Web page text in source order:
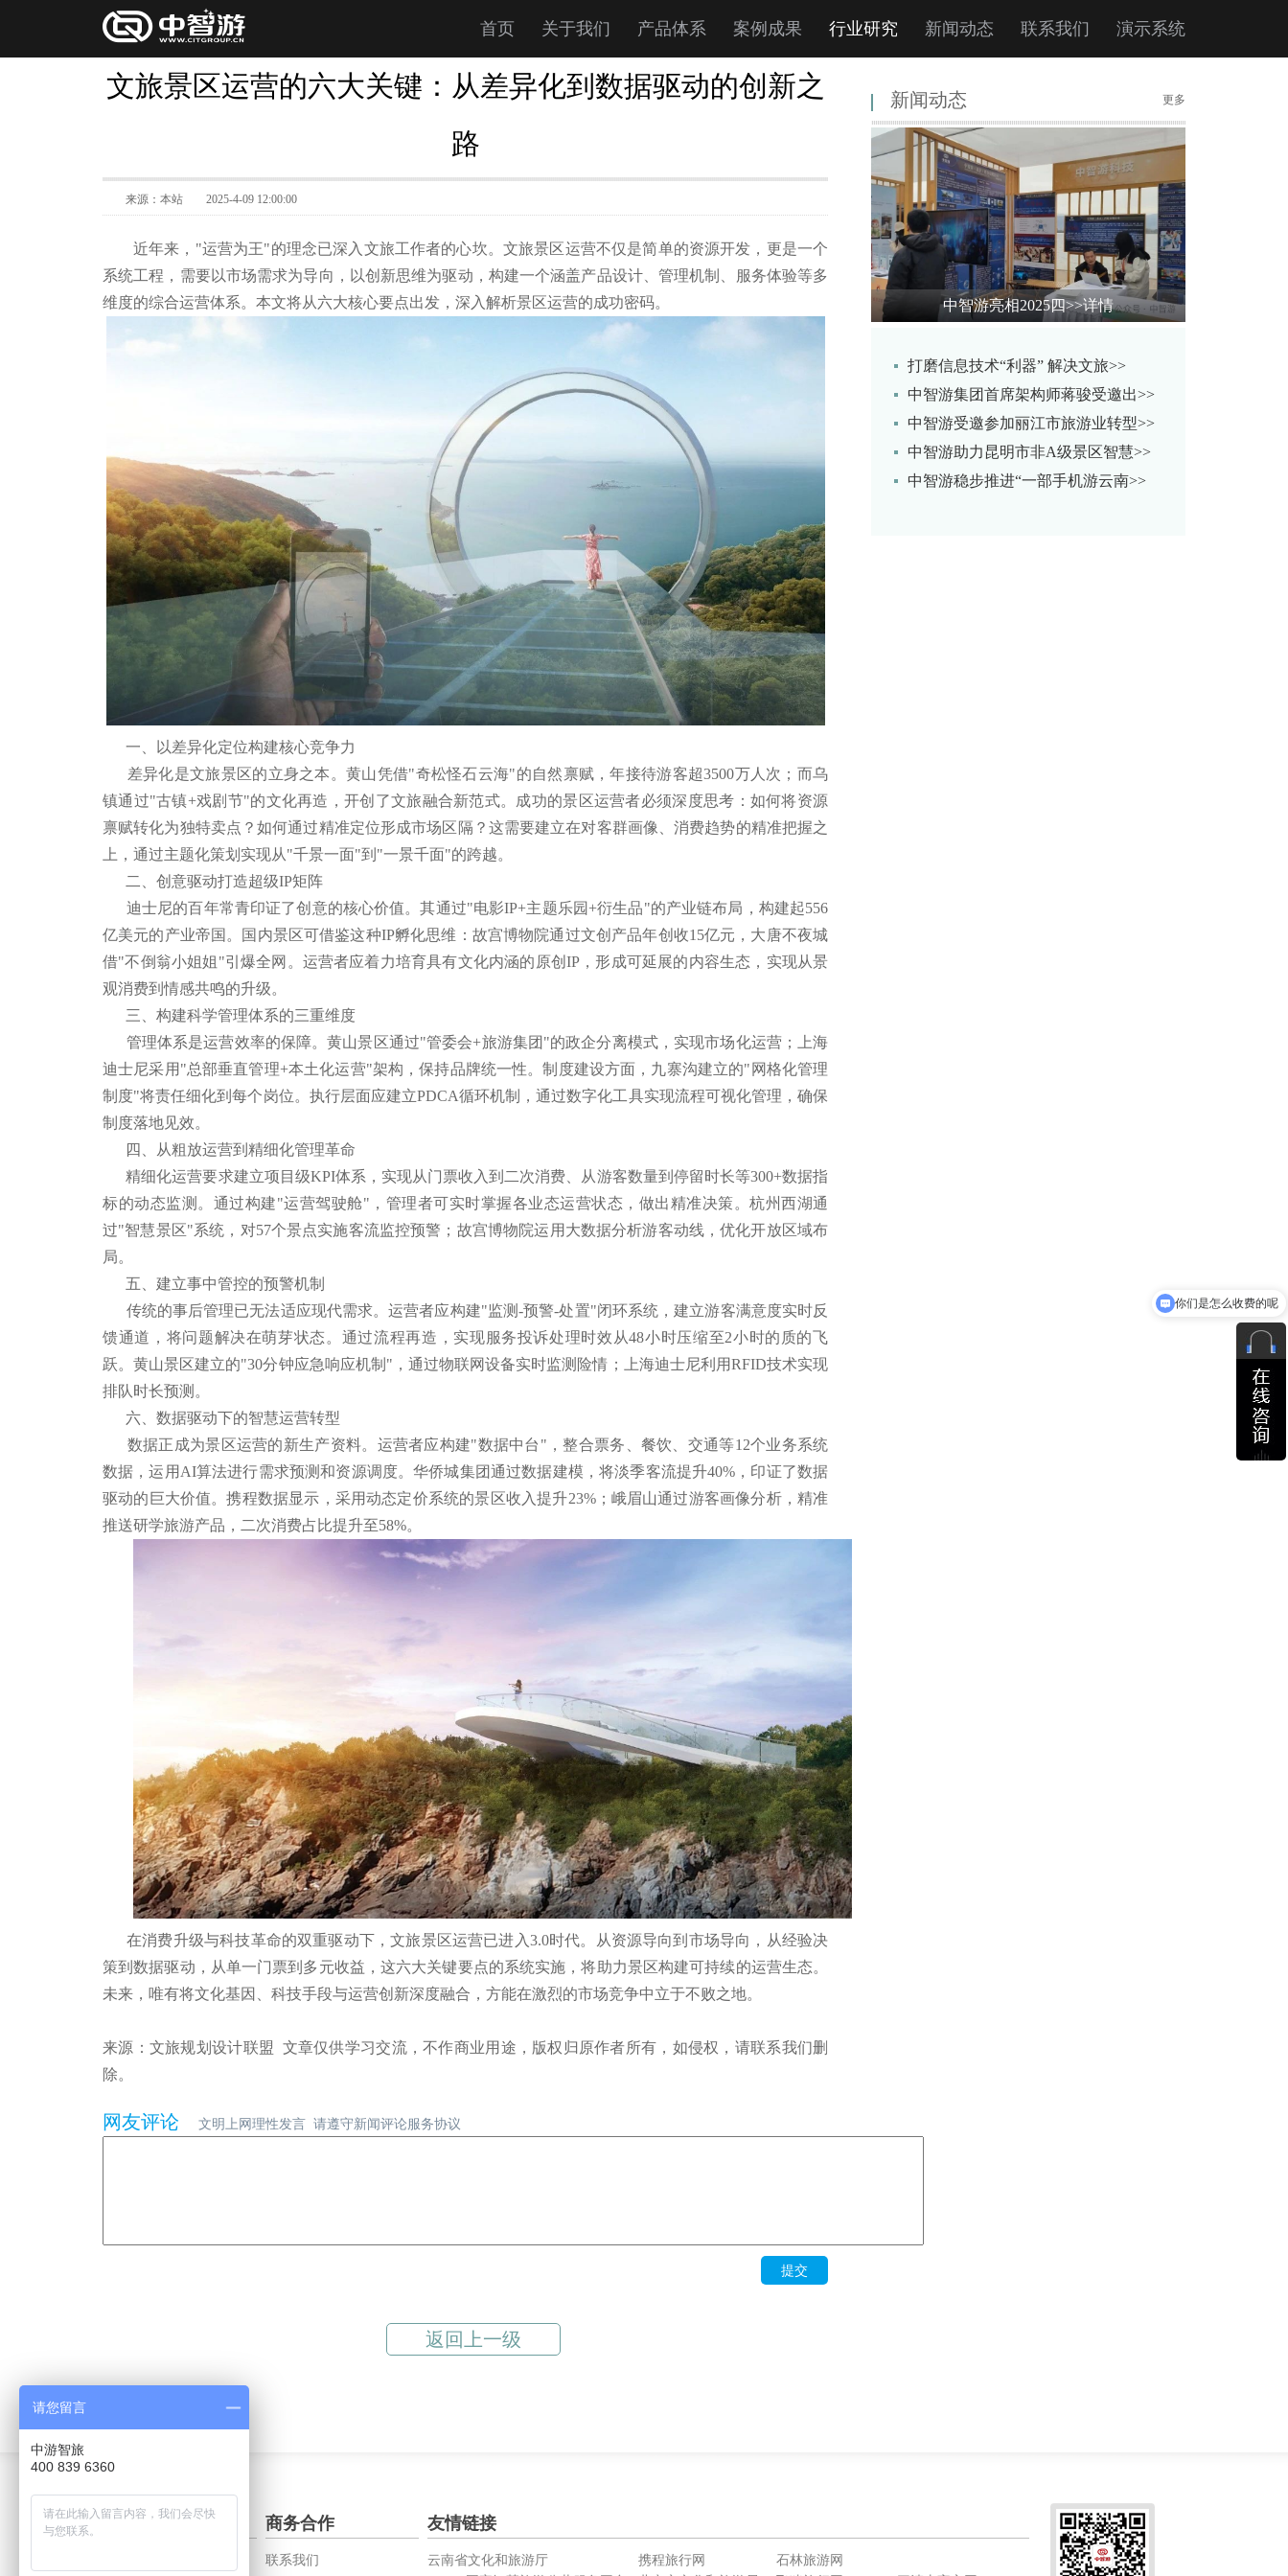
首页 关于我们 产品体系 案例成果 行业研究 新闻动态 联系我们 演示系统
文旅景区运营的六大关键：从差异化到数据驱动的创新之
路
来源：本站 2025-4-09 12:00:00
近年来，"运营为王"的理念已深入文旅工作者的心坎。文旅景区运营不仅是简单的资源开发，更是一个
系统工程，需要以市场需求为导向，以创新思维为驱动，构建一个涵盖产品设计、管理机制、服务体验等多
维度的综合运营体系。本文将从六大核心要点出发，深入解析景区运营的成功密码。
一、以差异化定位构建核心竞争力
差异化是文旅景区的立身之本。黄山凭借"奇松怪石云海"的自然禀赋，年接待游客超3500万人次；而乌
镇通过"古镇+戏剧节"的文化再造，开创了文旅融合新范式。成功的景区运营者必须深度思考：如何将资源
禀赋转化为独特卖点？如何通过精准定位形成市场区隔？这需要建立在对客群画像、消费趋势的精准把握之
上，通过主题化策划实现从"千景一面"到"一景千面"的跨越。
二、创意驱动打造超级IP矩阵
迪士尼的百年常青印证了创意的核心价值。其通过"电影IP+主题乐园+衍生品"的产业链布局，构建起556
亿美元的产业帝国。国内景区可借鉴这种IP孵化思维：故宫博物院通过文创产品年创收15亿元，大唐不夜城
借"不倒翁小姐姐"引爆全网。运营者应着力培育具有文化内涵的原创IP，形成可延展的内容生态，实现从景
观消费到情感共鸣的升级。
三、构建科学管理体系的三重维度
管理体系是运营效率的保障。黄山景区通过"管委会+旅游集团"的政企分离模式，实现市场化运营；上海
迪士尼采用"总部垂直管理+本土化运营"架构，保持品牌统一性。制度建设方面，九寨沟建立的"网格化管理
制度"将责任细化到每个岗位。执行层面应建立PDCA循环机制，通过数字化工具实现流程可视化管理，确保
制度落地见效。
四、从粗放运营到精细化管理革命
精细化运营要求建立项目级KPI体系，实现从门票收入到二次消费、从游客数量到停留时长等300+数据指
标的动态监测。通过构建"运营驾驶舱"，管理者可实时掌握各业态运营状态，做出精准决策。杭州西湖通
过"智慧景区"系统，对57个景点实施客流监控预警；故宫博物院运用大数据分析游客动线，优化开放区域布
局。
五、建立事中管控的预警机制
传统的事后管理已无法适应现代需求。运营者应构建"监测-预警-处置"闭环系统，建立游客满意度实时反
馈通道，将问题解决在萌芽状态。通过流程再造，实现服务投诉处理时效从48小时压缩至2小时的质的飞
跃。黄山景区建立的"30分钟应急响应机制"，通过物联网设备实时监测险情；上海迪士尼利用RFID技术实现
排队时长预测。
六、数据驱动下的智慧运营转型
数据正成为景区运营的新生产资料。运营者应构建"数据中台"，整合票务、餐饮、交通等12个业务系统
数据，运用AI算法进行需求预测和资源调度。华侨城集团通过数据建模，将淡季客流提升40%，印证了数据
驱动的巨大价值。携程数据显示，采用动态定价系统的景区收入提升23%；峨眉山通过游客画像分析，精准
推送研学旅游产品，二次消费占比提升至58%。
在消费升级与科技革命的双重驱动下，文旅景区运营已进入3.0时代。从资源导向到市场导向，从经验决
策到数据驱动，从单一门票到多元收益，这六大关键要点的系统实施，将助力景区构建可持续的运营生态。
未来，唯有将文化基因、科技手段与运营创新深度融合，方能在激烈的市场竞争中立于不败之地。
来源：文旅规划设计联盟 文章仅供学习交流，不作商业用途，版权归原作者所有，如侵权，请联系我们删
除。
网友评论 文明上网理性发言 请遵守新闻评论服务协议
提交
返回上一级
新闻动态 更多
中智游亮相2025四>>详情
打磨信息技术“利器” 解决文旅>>
中智游集团首席架构师蒋骏受邀出>>
中智游受邀参加丽江市旅游业转型>>
中智游助力昆明市非A级景区智慧>>
中智游稳步推进“一部手机游云南>>
关于中智游 商务合作
联系我们
友情链接
云南省文化和旅游厅 携程旅行网
石林旅游网
现在有优惠活动吗
请您留言
中游智旅
400 839 6360